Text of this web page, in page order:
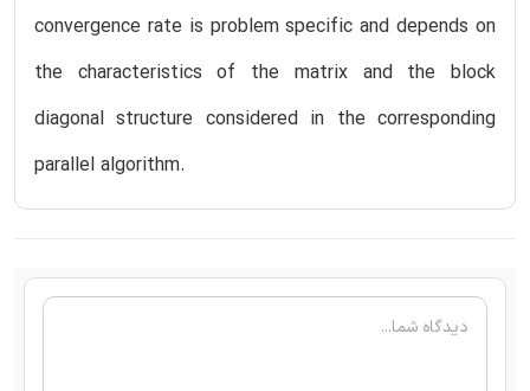
convergence rate is problem specific and depends on
the characteristics of the matrix and the block
diagonal structure considered in the corresponding
parallel algorithm.